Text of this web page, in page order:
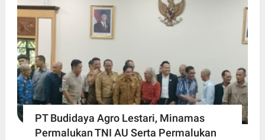
PT Budidaya Agro Lestari, Minamas
Permalukan TNI AU Serta Permalukan